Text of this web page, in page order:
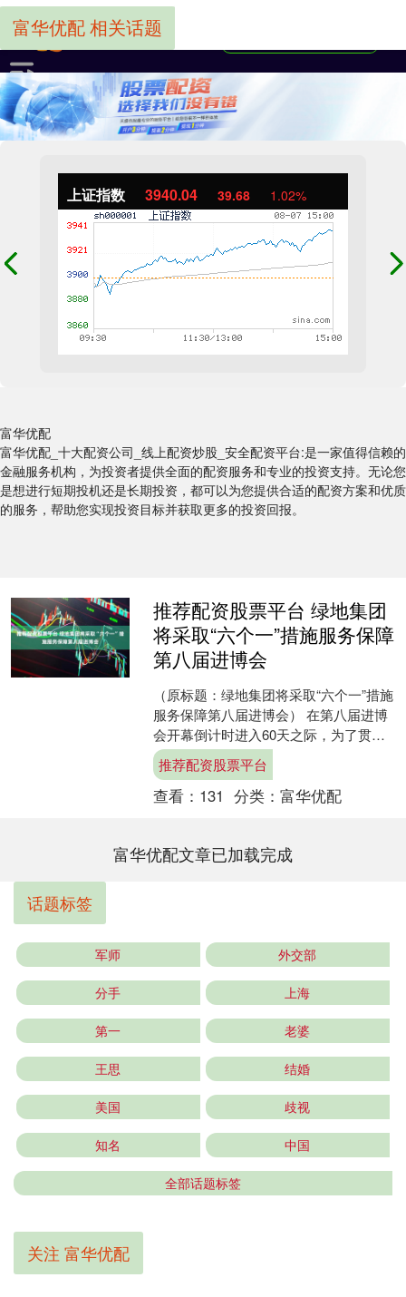
上证指数 3940.04 39.68 1.02%
富华优配
富华优配_十大配资公司_线上配资炒股_安全配资平台:是一家值得信赖的
金融服务机构，为投资者提供全面的配资服务和专业的投资支持。无论您
是想进行短期投机还是长期投资，都可以为您提供合适的配资方案和优质
的服务，帮助您实现投资目标并获取更多的投资回报。
富华优配 相关话题
推荐配资股票平台 绿地集团
将采取“六个一”措施服务保障
第八届进博会
（原标题：绿地集团将采取“六个一”措施
服务保障第八届进博会） 在第八届进博
会开幕倒计时进入60天之际，为了贯彻
习近平总书记关于进博会“越办越好”的重
要精神，落实....
推荐配资股票平台
查看： 131 分类： 富华优配
富华优配文章已加载完成
话题标签
军师 外交部
分手 上海
第一 老婆
王思 结婚
美国 歧视
知名 中国
全部话题标签
关注 富华优配